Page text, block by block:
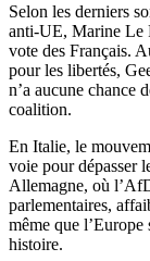
Selon les derniers
anti-UE, Marine Le
vote des Français.
pour les libertés,
n’a aucune chance
coalition.
En Italie, le
voie pour dépasser
Allemagne, où
parlementaires,
même que
histoire.